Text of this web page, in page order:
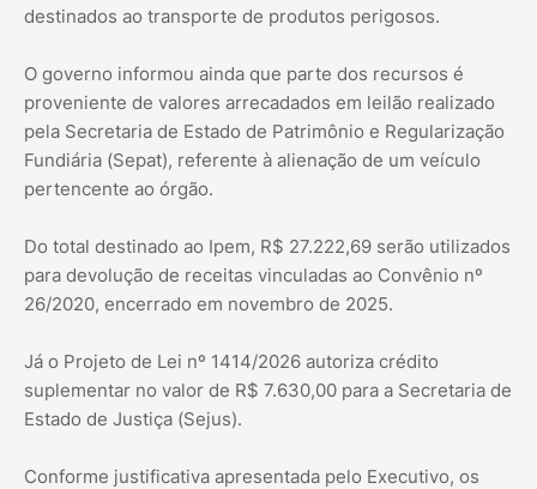
destinados ao transporte de produtos perigosos.
O governo informou ainda que parte dos recursos é
proveniente de valores arrecadados em leilão realizado
pela Secretaria de Estado de Patrimônio e Regularização
Fundiária (Sepat), referente à alienação de um veículo
pertencente ao órgão.
Do total destinado ao Ipem, R$ 27.222,69 serão utilizados
para devolução de receitas vinculadas ao Convênio nº
26/2020, encerrado em novembro de 2025.
Já o Projeto de Lei nº 1414/2026 autoriza crédito
suplementar no valor de R$ 7.630,00 para a Secretaria de
Estado de Justiça (Sejus).
Conforme justificativa apresentada pelo Executivo, os